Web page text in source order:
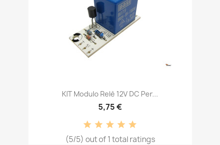
KIT Modulo Relè 12V DC Per...
5,75 €
(5/5) out of 1 total ratings